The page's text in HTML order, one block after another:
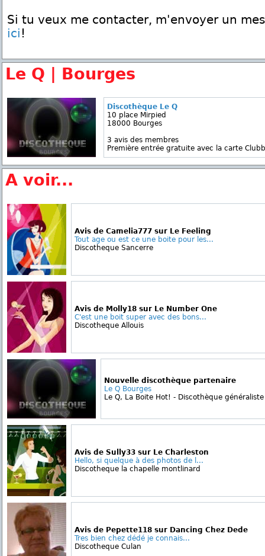
Si tu veux me contacter, m'envoyer un
ici !
Le Q | Bourges
Discothèque Le Q
10 place Mirpied
18000 Bourges
3 avis des membres
Première entrée gratuite avec la carte
A voir...
Avis de Camelia777 sur Le Feeling
Tout age ou est ce une boite pour les...
Discotheque Sancerre
Avis de Molly18 sur Le Number One
C'est une boit super avec des bons...
Discotheque Allouis
Nouvelle discothèque partenaire
Le Q Bourges
Le Q, La Boite Hot! - Discothèque
Avis de Sully33 sur Le Charleston
Hello, si quelque à des photos de l...
Discotheque la chapelle montlinard
Avis de Pepette118 sur Dancing Chez Dede
Tres bien chez dédé je connais...
Discotheque Culan